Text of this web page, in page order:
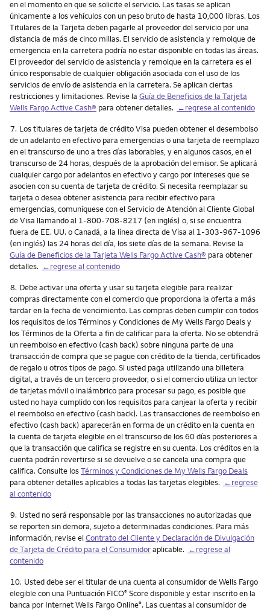
en el momento en que se solicite el servicio. Las tasas se aplican
únicamente a los vehículos con un peso bruto de hasta 10,000 libras. Los
Titulares de la Tarjeta deben pagarle al proveedor del servicio por una
distancia de más de cinco millas. El servicio de asistencia y remolque de
emergencia en la carretera podría no estar disponible en todas las áreas.
El proveedor del servicio de asistencia y remolque en la carretera es el
único responsable de cualquier obligación asociada con el uso de los
servicios de envío de asistencia en la carretera. Se aplican ciertas
restricciones y limitaciones. Revise la Guía de Beneficios de la Tarjeta
Wells FargoActive Cash® para obtener detalles. ←regrese al contenido
Nota
7. Los titulares de tarjeta de crédito Visa pueden obtener el desembolso
de un adelanto en efectivo para emergencias o una tarjeta de reemplazo
en el transcurso de uno a tres días laborables, y en algunos casos, en el
transcurso de 24 horas, después de la aprobación del emisor. Se aplicará
cualquier cargo por adelantos en efectivo y cargo por intereses que se
asocien con su cuenta de tarjeta de crédito. Si necesita reemplazar su
tarjeta o desea obtener asistencia para recibir efectivo para
emergencias, comuníquese con el Servicio de Atención al Cliente Global
de Visa llamando al 1-800-708-8217 (en inglés) o, si se encuentra
fuera de EE. UU. o Canadá, a la línea directa de Visa al 1-303-967-1096
(en inglés) las 24 horas del día, los siete días de la semana. Revise la
Guía de Beneficios de la Tarjeta Wells FargoActive Cash® para obtener
detalles. ←regrese al contenido
Nota
8. Debe activar una oferta y usar su tarjeta elegible para realizar
compras directamente con el comercio que proporciona la oferta a más
tardar en la fecha de vencimiento. Las compras deben cumplir con todos
los requisitos de los Términos y Condiciones de My Wells Fargo Deals y
los Términos de la Oferta a fin de calificar para la oferta. No se obtendrá
un reembolso en efectivo (cash back) sobre ninguna parte de una
transacción de compra que se pague con crédito de la tienda, certificados
de regalo u otros tipos de pago. Si usted paga utilizando una billetera
digital, a través de un tercero proveedor, o si el comercio utiliza un lector
de tarjetas móvil o inalámbrico para procesar su pago, es posible que
usted no haya cumplido con los requisitos para canjear la oferta y recibir
el reembolso en efectivo (cash back). Las transacciones de reembolso en
efectivo (cash back) aparecerán en forma de un crédito en la cuenta en
la cuenta de tarjeta elegible en el transcurso de los 60 días posteriores a
que la transacción que califica se registre en su cuenta. Los créditos en la
cuenta podrán revertirse si se devuelve o se cancela una compra que
califica. Consulte losTérminos y Condiciones de My Wells Fargo Deals
para obtener detalles aplicables a todas las tarjetas elegibles. ←regrese
al contenido
Nota
9. Usted no será responsable por las transacciones no autorizadas que
se reporten sin demora, sujeto a determinadas condiciones. Para más
información, revise elContrato del Cliente y Declaración de Divulgación
de Tarjeta de Crédito para el Consumidoraplicable. ←regrese al
contenido
Nota
10. Usted debe ser el titular de una cuenta al consumidor de Wells Fargo
elegible con una Puntuación FICO® Score disponible y estar inscrito en la
banca por Internet Wells Fargo Online®. Las cuentas al consumidor de